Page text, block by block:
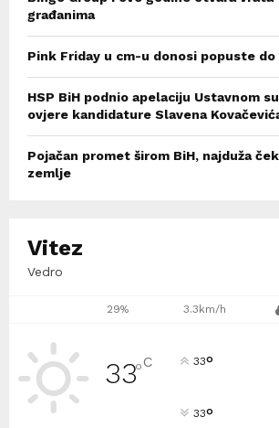
građanima
Pink Friday u cm-u donosi popuste
HSP BiH podnio apelaciju Ustavnom
ovjere kandidature Slavena
Pojačan promet širom BiH, najduža
zemlje
Vitez
Vedro
29% 3.3km/h
33°C 33°
33°